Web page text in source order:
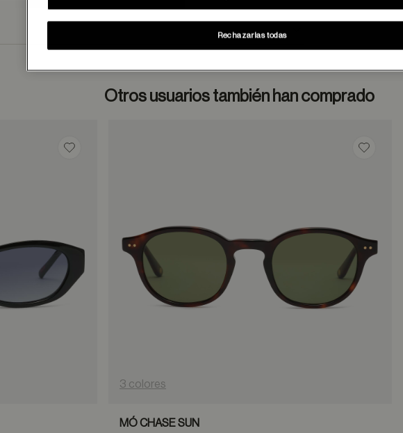
Otros usuarios también han comprado
Guardar en favoritos
3 colores
MÓ CHASE SUN
Rechazarlas todas